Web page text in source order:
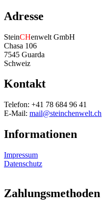
Adresse
SteinCHenwelt GmbH
Chasa 106
7545 Guarda
Schweiz
Kontakt
Telefon: +41 78 684 96 41
E-Mail: mail@steinchenwelt.ch
Informationen
Impressum
Datenschutz
Zahlungsmethoden